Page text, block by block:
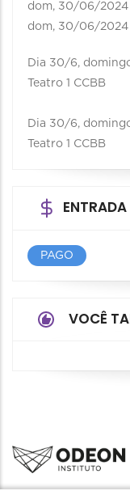
dom, 30/06/2024
dom, 30/06/2024
Dia 30/6,
Teatro 1 CCBB
Dia 30/6,
Teatro 1 CCBB
ENTRADA
PAGO
VOCÊ